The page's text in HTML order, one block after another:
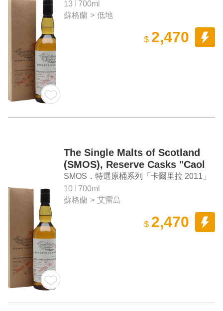
Scotch Whisky
麥芽蘇格蘭威士忌
13
700ml
蘇格蘭 > 低地
$ 2,470
The Single Malts of Scotland
(SMOS), Reserve Casks "Caol
Ila 2011" Single Malt Scotch
Whisky
SMOS．特選原桶系列「卡爾里拉 2011」
單一麥芽蘇格蘭威士忌
10
700ml
蘇格蘭 > 艾雷島
$ 2,470